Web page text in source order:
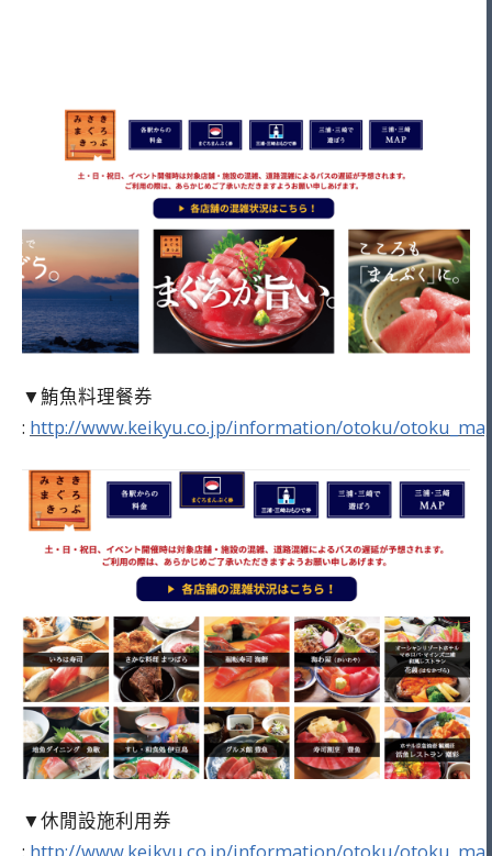
▼鮪魚料理餐券
: http://www.keikyu.co.jp/information/otoku/
▼休閒設施利用券
: http://www.keikyu.co.jp/information/otoku/